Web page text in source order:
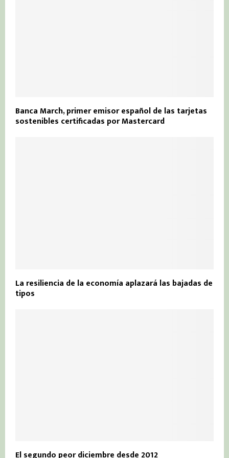
Banca March, primer emisor español de las tarjetas
sostenibles certificadas por Mastercard
La resiliencia de la economía aplazará las bajadas de
tipos